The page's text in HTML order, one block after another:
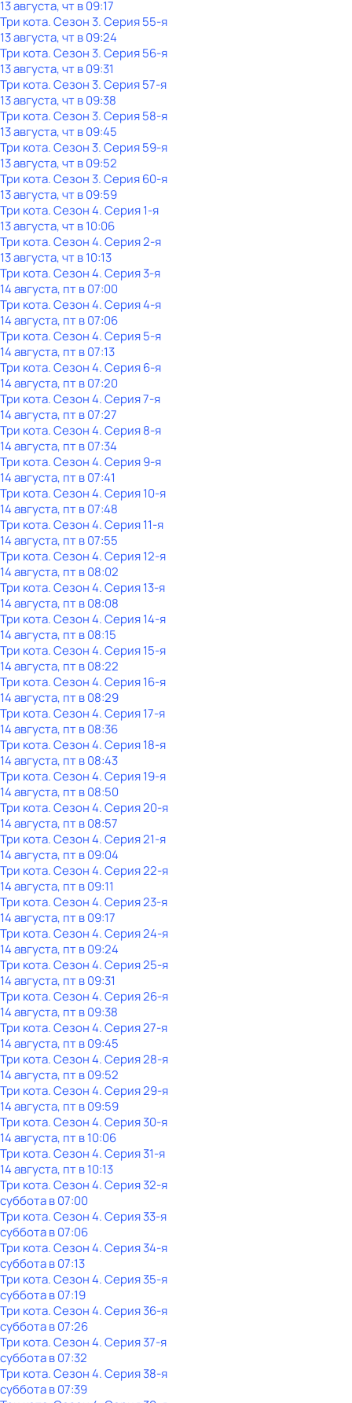
13 августа, чт в 09:17
Три кота. Сезон 3. Серия 55-я
13 августа, чт в 09:24
Три кота. Сезон 3. Серия 56-я
13 августа, чт в 09:31
Три кота. Сезон 3. Серия 57-я
13 августа, чт в 09:38
Три кота. Сезон 3. Серия 58-я
13 августа, чт в 09:45
Три кота. Сезон 3. Серия 59-я
13 августа, чт в 09:52
Три кота. Сезон 3. Серия 60-я
13 августа, чт в 09:59
Три кота. Сезон 4. Серия 1-я
13 августа, чт в 10:06
Три кота. Сезон 4. Серия 2-я
13 августа, чт в 10:13
Три кота. Сезон 4. Серия 3-я
14 августа, пт в 07:00
Три кота. Сезон 4. Серия 4-я
14 августа, пт в 07:06
Три кота. Сезон 4. Серия 5-я
14 августа, пт в 07:13
Три кота. Сезон 4. Серия 6-я
14 августа, пт в 07:20
Три кота. Сезон 4. Серия 7-я
14 августа, пт в 07:27
Три кота. Сезон 4. Серия 8-я
14 августа, пт в 07:34
Три кота. Сезон 4. Серия 9-я
14 августа, пт в 07:41
Три кота. Сезон 4. Серия 10-я
14 августа, пт в 07:48
Три кота. Сезон 4. Серия 11-я
14 августа, пт в 07:55
Три кота. Сезон 4. Серия 12-я
14 августа, пт в 08:02
Три кота. Сезон 4. Серия 13-я
14 августа, пт в 08:08
Три кота. Сезон 4. Серия 14-я
14 августа, пт в 08:15
Три кота. Сезон 4. Серия 15-я
14 августа, пт в 08:22
Три кота. Сезон 4. Серия 16-я
14 августа, пт в 08:29
Три кота. Сезон 4. Серия 17-я
14 августа, пт в 08:36
Три кота. Сезон 4. Серия 18-я
14 августа, пт в 08:43
Три кота. Сезон 4. Серия 19-я
14 августа, пт в 08:50
Три кота. Сезон 4. Серия 20-я
14 августа, пт в 08:57
Три кота. Сезон 4. Серия 21-я
14 августа, пт в 09:04
Три кота. Сезон 4. Серия 22-я
14 августа, пт в 09:11
Три кота. Сезон 4. Серия 23-я
14 августа, пт в 09:17
Три кота. Сезон 4. Серия 24-я
14 августа, пт в 09:24
Три кота. Сезон 4. Серия 25-я
14 августа, пт в 09:31
Три кота. Сезон 4. Серия 26-я
14 августа, пт в 09:38
Три кота. Сезон 4. Серия 27-я
14 августа, пт в 09:45
Три кота. Сезон 4. Серия 28-я
14 августа, пт в 09:52
Три кота. Сезон 4. Серия 29-я
14 августа, пт в 09:59
Три кота. Сезон 4. Серия 30-я
14 августа, пт в 10:06
Три кота. Сезон 4. Серия 31-я
14 августа, пт в 10:13
Три кота. Сезон 4. Серия 32-я
субботав07:00
Три кота. Сезон 4. Серия 33-я
субботав07:06
Три кота. Сезон 4. Серия 34-я
субботав07:13
Три кота. Сезон 4. Серия 35-я
субботав07:19
Три кота. Сезон 4. Серия 36-я
субботав07:26
Три кота. Сезон 4. Серия 37-я
субботав07:32
Три кота. Сезон 4. Серия 38-я
субботав07:39